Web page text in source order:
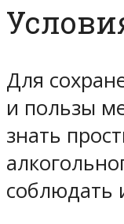
Для
и пользы
знать
соблюдать